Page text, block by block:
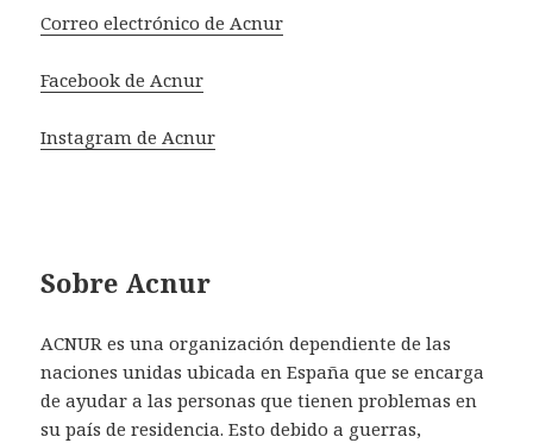
Correo electrónico de Acnur
Facebook de Acnur
Instagram de Acnur
Sobre Acnur
ACNUR es una organización dependiente de las
naciones unidas ubicada en España que se encarga
de ayudar a las personas que tienen problemas en
su país de residencia. Esto debido a guerras,